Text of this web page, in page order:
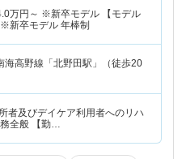
万円～ ※新卒モデル 【モデル
※新卒モデル 年棒制
海高野線「北野田駅」（徒歩20
者及びデイケア利用者へのリハ
ビリテーション業務全般 【勤…